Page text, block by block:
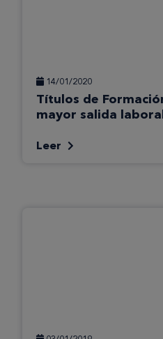
14/01/2020
Títulos de
mayor salida
Leer